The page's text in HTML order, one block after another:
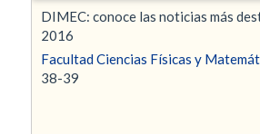
DIMEC: conoce las noticias más
2016
Facultad Ciencias Físicas y
38-39